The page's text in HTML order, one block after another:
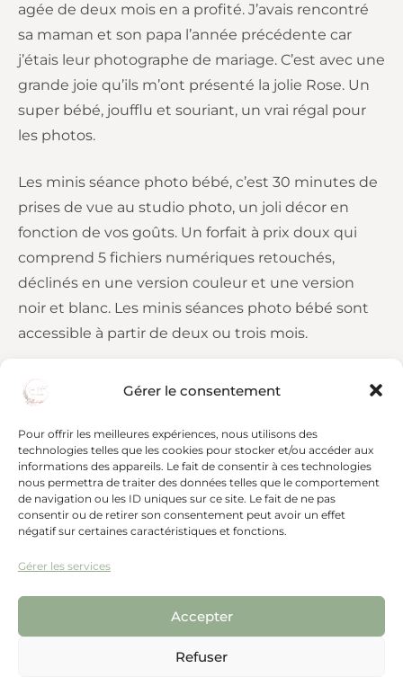
Gérer le consentement
Pour offrir les meilleures expériences, nous utilisons des
technologies telles que les cookies pour stocker et/ou accéder aux
informations des appareils. Le fait de consentir à ces technologies
nous permettra de traiter des données telles que le comportement
de navigation ou les ID uniques sur ce site. Le fait de ne pas
consentir ou de retirer son consentement peut avoir un effet
négatif sur certaines caractéristiques et fonctions.
Gérer les services
Accepter
Refuser
agée de deux mois en a profité. J’avais rencontré
sa maman et son papa l’année précédente car
j’étais leur photographe de mariage. C’est avec une
grande joie qu’ils m’ont présenté la jolie Rose. Un
super bébé, joufflu et souriant, un vrai régal pour
les photos.
Les minis séance photo bébé, c’est 30 minutes de
prises de vue au studio photo, un joli décor en
fonction de vos goûts. Un forfait à prix doux qui
comprend 5 fichiers numériques retouchés,
déclinés en une version couleur et une version
noir et blanc. Les minis séances photo bébé sont
accessible à partir de deux ou trois mois.
Alors si vous voulez aussi de jolies photos de votre
bout de chou,
Article précédent
Séance photo bébé de Charlize
Article suivant